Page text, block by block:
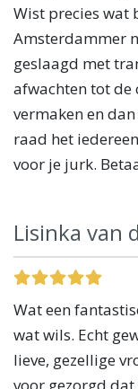
Wist precies wat
Amsterdammer
geslaagd met
afwachten tot
vermaken en
raad het
voor je jurk.
Lisinka van
Wat een
wat wils. Echt
lieve, gezellige